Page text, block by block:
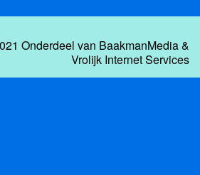
Onderdeel van BaakmanMedia&
Vrolijk Internet Services